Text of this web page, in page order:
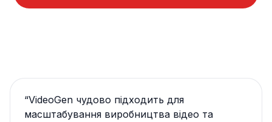
“VideoGen чудово підходить для
масштабування виробництва відео та